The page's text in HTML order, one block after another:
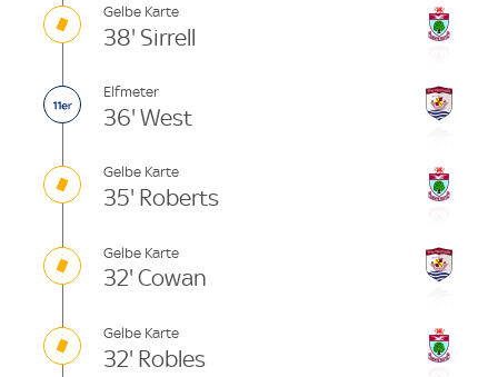
Gelbe Karte
38' Sirrell
Elfmeter
36' West
Gelbe Karte
35' Roberts
Gelbe Karte
32' Cowan
Gelbe Karte
32' Robles